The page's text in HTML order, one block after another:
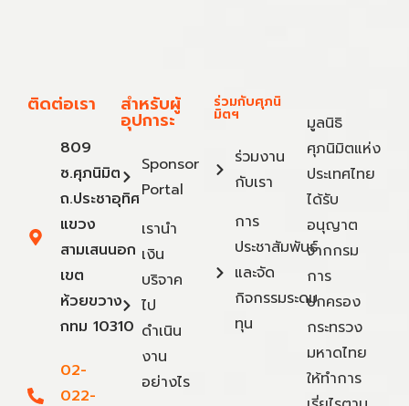
ติดต่อเรา
809
ซ.ศุภนิมิต
ถ.ประชาอุทิศ
แขวง
สามเสนนอก
เขต
ห้วยขวาง
กทม 10310
02-
022-
สำหรับผู้
อุปการะ
Sponsor
Portal
เรานำ
เงิน
บริจาค
ไป
ดำเนิน
งาน
อย่างไร
ร่วมกับศุภนิ
มิตฯ
ร่วมงาน
กับเรา
การ
ประชาสัมพันธ์
และจัด
กิจกรรมระดม
ทุน
มูลนิธิ
ศุภนิมิตแห่ง
ประเทศไทย
ได้รับ
อนุญาต
จากกรม
การ
ปกครอง
กระทรวง
มหาดไทย
ให้ทำการ